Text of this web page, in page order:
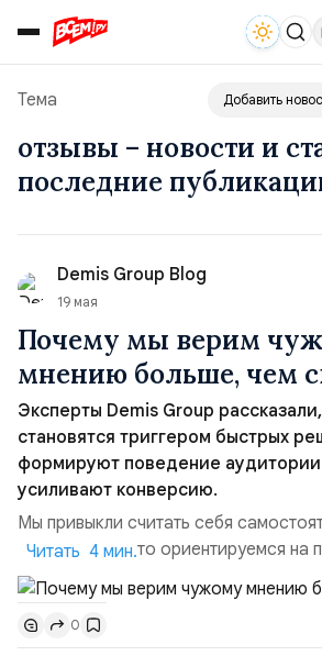
Тема Добавить
отзывы – новости и
последние
Demis Group Blog
19 мая
Почему мы верим
мнению больше, чем
Эксперты Demis Group
становятся триггером быстрых
формируют поведение
усиливают конверсию.
Мы привыкли считать себя
но на деле часто ориентируемся на
Чем больше людей уже сделали
повторить его без долгих раздумий.
ищете ресторан в незнакомом
рядом — одно почти пустое, во
Читать 4 мин.
0